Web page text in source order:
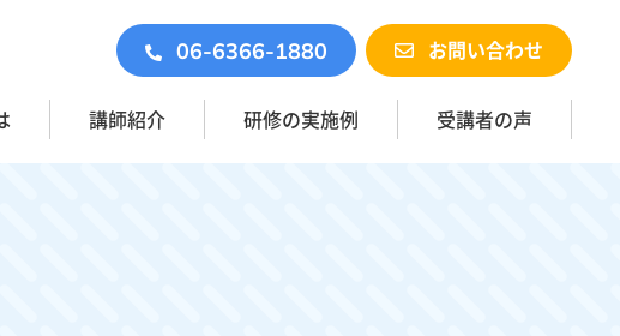
講師紹介 研修の実施例 受講者の声
06-6366-1880 お問い合わせ